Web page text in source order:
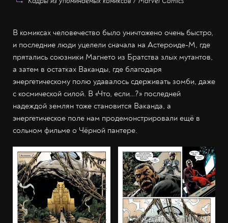
В комиксах человечество было уничтожено очень быстро,
и последние люди уцелели сначала на Астероиде-М, где
прятались союзники Магнето из Братства злых мутантов,
а затем в остатках Ваканды, где благодаря
энергетическому полю удавалось сдерживать зомби, даже
с космической силой. В «Что, если…?» последней
надеждой землян тоже становится Ваканда, а
энергетическое поле нам продемонстрировали ещё в
сольном фильме о Чёрной пантере.